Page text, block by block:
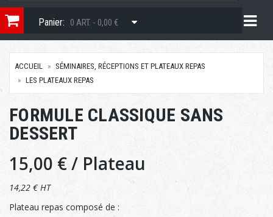
Panier: 0 ART. - 0,00 €
ACCUEIL
SÉMINAIRES, RÉCEPTIONS ET PLATEAUX REPAS
LES PLATEAUX REPAS
FORMULE CLASSIQUE SANS
DESSERT
15,00 €/ Plateau
14,22 € HT
Plateau repas composé de :